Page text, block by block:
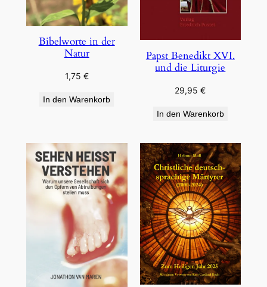
Bibelworte in der
Natur
1,75 €
In den Warenkorb
Papst Benedikt XVI.
und die Liturgie
29,95€
In den Warenkorb